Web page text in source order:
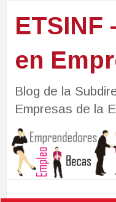
ETSINF
en
Blog de la
Empresas de la